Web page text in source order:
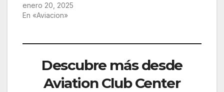
enero 20, 2025
En «Aviacion»
Descubre más desde
Aviation Club Center